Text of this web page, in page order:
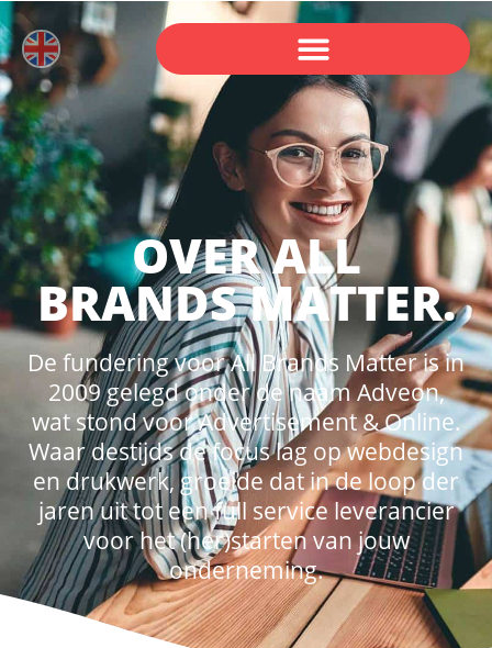
OVER ALL
BRANDS MATTER.
De fundering voor All Brands Matter is in
2009 gelegd onder de naam Adveon,
wat stond voor Advertisement & Online.
Waar destijds de focus lag op webdesign
en drukwerk, groeide dat in de loop der
jaren uit tot een full service leverancier
voor het (her)starten van jouw
onderneming.